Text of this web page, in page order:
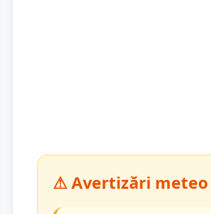
⚠ Avertizări meteo